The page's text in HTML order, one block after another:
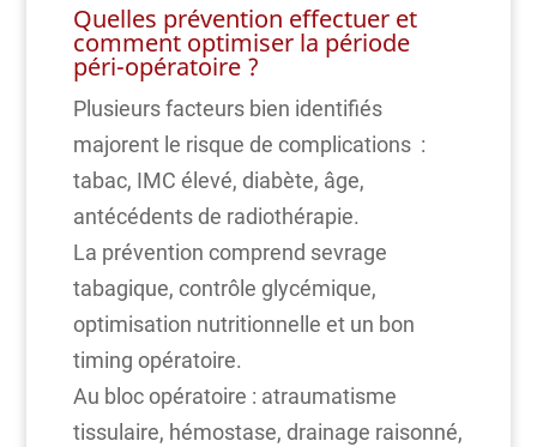
Quelles prévention effectuer et
comment optimiser la période
péri-opératoire ?
Plusieurs facteurs bien identifiés
majorent le risque de complications :
tabac, IMC élevé, diabète, âge,
antécédents de radiothérapie.
La prévention comprend sevrage
tabagique, contrôle glycémique,
optimisation nutritionnelle et un bon
timing opératoire.
Au bloc opératoire : atraumatisme
tissulaire, hémostase, drainage raisonné,